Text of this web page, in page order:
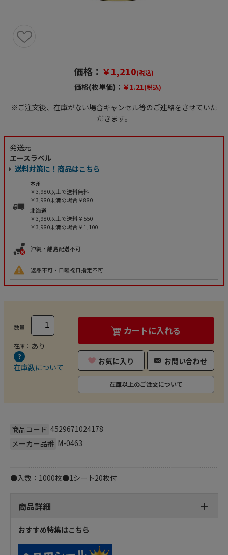
価格： ￥1,210(税込)
価格(枚単価)： ￥1.21(税込)
※ご注文後、在庫がない場合キャンセル等のご連絡をさせていた
だきます。
発送元
エースラベル
送料対策に！商品はこちら
本州
￥3,980以上で送料無料
￥3,980未満の場合￥880
北海道
￥3,980以上で送料￥550
￥3,980未満の場合￥1,100
沖縄・離島配送不可
返品不可・日曜祝日指定不可
数量
在庫： あり
在庫数について
カートに入れる
お気に入り お問い合わせ
在庫以上のご注文について
商品コード 4529671024178
メーカー品番 M-0463
●入数：1000枚●1シート20枚付
商品詳細
おすすめ特集はこちら